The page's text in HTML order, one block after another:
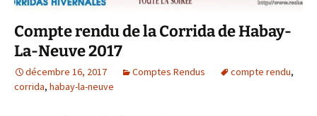
Compte rendu de la Corrida de Habay-
La-Neuve 2017
décembre 16, 2017 Comptes Rendus compte rendu,
corrida, habay-la-neuve